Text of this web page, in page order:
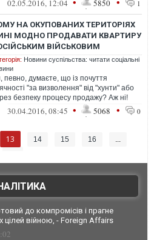
02.05.2016, 12:04 5850 1
НА ОКУПОВАНИХ ТЕРИТОРІЯХ
МОДНО ПРОДАВАТИ КВАРТИРУ
ВІЙСЬКОВИМ
Новини суспільства: читати соціальні
певно, думаєте, що із почуття
"за визволення" від "хунти" або
безпеку процесу продажу? Аж ні!
мені вчора відкрив один перес...
30.04.2016, 08:45 • 5068 • 0
13 14 15 16
...
до компромісів і прагне
цілей війною, - Foreign Affairs